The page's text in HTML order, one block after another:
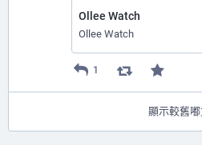
Ollee Watch
Ollee Watch
1
顯示較舊